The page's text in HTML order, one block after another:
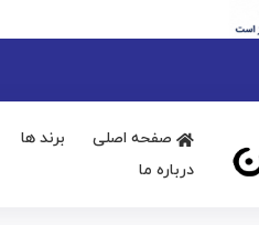
صفحه اصلی برند ها
درباره ما